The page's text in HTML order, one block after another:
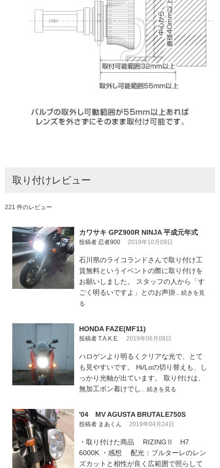
取り付けレビュー
221 件のレビュー
カワサキ GPZ900R NINJA 平成元年式
投稿者 忍者900 2019年10月09日
石川県のライコランドさんで取り付け工
賃無料というイベントの際に取り付けを
お願いしました。 スタッフの人から「す
ごく明るいですよ」とのお声掛.. 続きを見
る
HONDA FAZE(MF11)
投稿者 T.A.K.E. 2019年06月08日
ハロゲンより明るくクリアな光で、とて
も見やすいです。 Hi/Loの切り替えも、し
っかり光軸が出ています。 取り付けは、
無加工ポン着けでし.. 続きを見る
'04 MV AGUSTA BRUTALE750S
投稿者 まあくん 2019年04月24日
・取り付けた商品 RIZINGⅡ H7
6000K ・感想 配光：ブルターレのレン
ズカットと相性が良く広範囲で照らして